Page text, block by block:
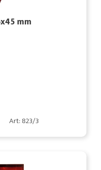
mm
Art: 823/3